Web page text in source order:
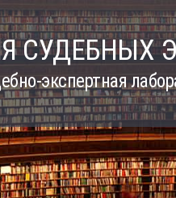
СУДЕБНЫХ
экспертная